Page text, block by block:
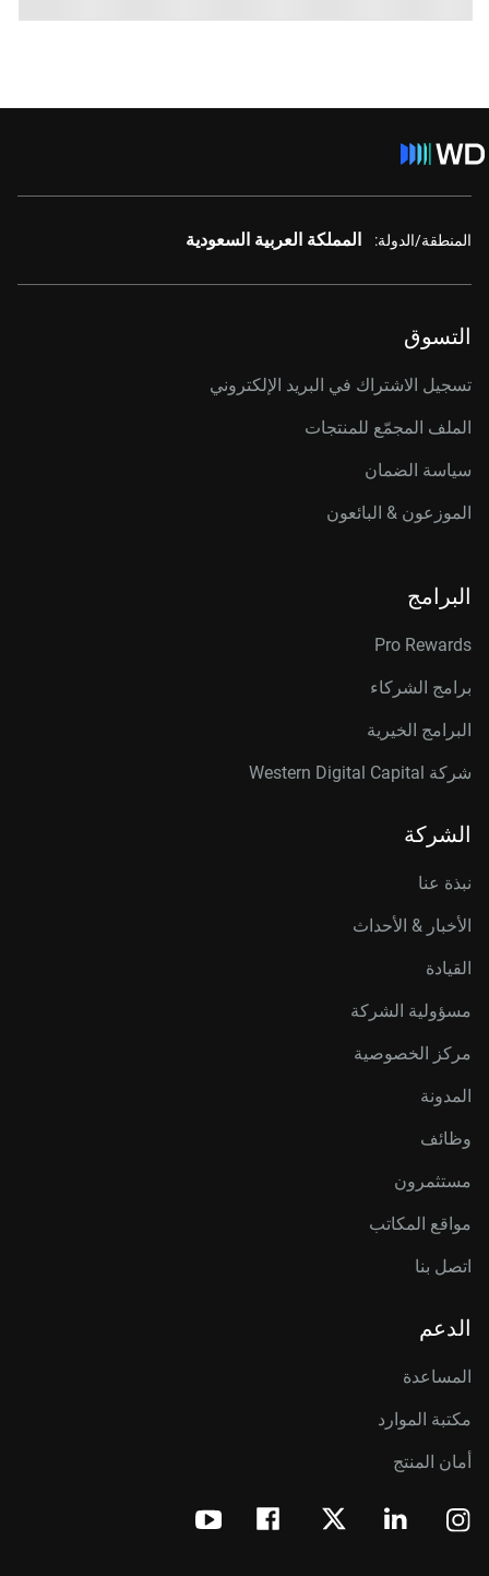
المنطقة/الدولة: المملكة العربية السعودية
التسوق
تسجيل الاشتراك في البريد الإلكتروني
الملف المجمّع للمنتجات
سياسة الضمان
الموزعون & البائعون
البرامج
Pro Rewards
برامج الشركاء
البرامج الخيرية
شركة Western Digital Capital
الشركة
نبذة عنا
الأخبار & الأحداث
القيادة
مسؤولية الشركة
مركز الخصوصية
المدونة
وظائف
مستثمرون
مواقع المكاتب
اتصل بنا
الدعم
المساعدة
مكتبة الموارد
أمان المنتج